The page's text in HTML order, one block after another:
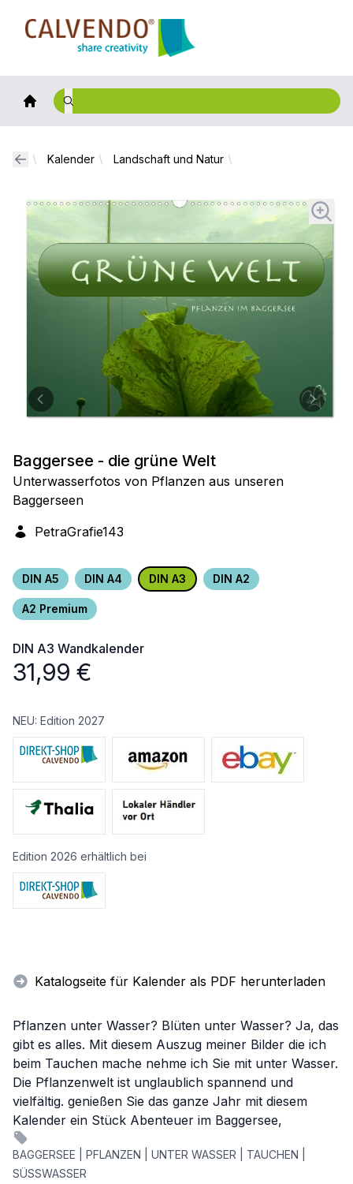
Calvendo
Kalender Landschaft und Natur
Baggersee - die grüne Welt
Unterwasserfotos von Pflanzen aus unseren
Baggerseen
PetraGrafie143
DIN A5 DIN A4 DIN A3 DIN A2
A2 Premium
DIN A3 Wandkalender
31,99 €
NEU: Edition 2027
Edition 2026 erhältlich bei
Katalogseite für Kalender als PDF herunterladen
Pflanzen unter Wasser? Blüten unter Wasser? Ja, das
gibt es alles. Mit diesem Auszug meiner Bilder die ich
beim Tauchen mache nehme ich Sie mit unter Wasser.
Die Pflanzenwelt ist unglaublich spannend und
vielfältig. genießen Sie das ganze Jahr mit diesem
Kalender ein Stück Abenteuer im Baggersee,
BAGGERSEE | PFLANZEN | UNTER WASSER | TAUCHEN |
SÜSSWASSER